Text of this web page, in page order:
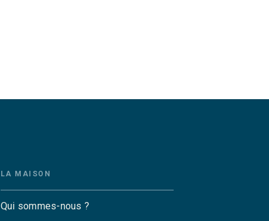
LA MAISON
Qui sommes-nous ?